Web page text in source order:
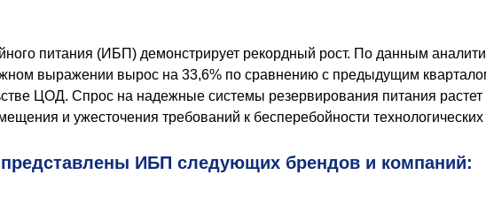
питания (ИБП) демонстрирует рекордный рост. По данным
выражении вырос на 33,6% по сравнению с предыдущим
ЦОД. Спрос на надежные системы резервирования питания
и ужесточения требований к бесперебойности технологических
ИБП следующих брендов и компаний: